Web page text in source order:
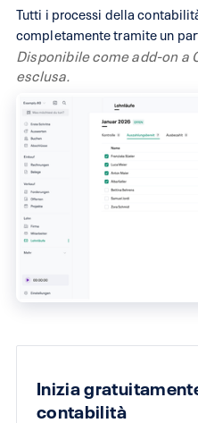
per la configurazione
corretta
Da CHF 45 al mese
(fatturazione mensile)
Tutti i processi della
completamente tramite un
Disponibile come add-on a
esclusa.
Inizia
contabilità